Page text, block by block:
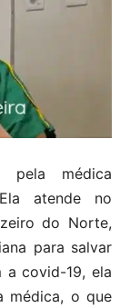
pela médica
atende no
do Norte,
para salvar
a covid-19, ela
médica, o que